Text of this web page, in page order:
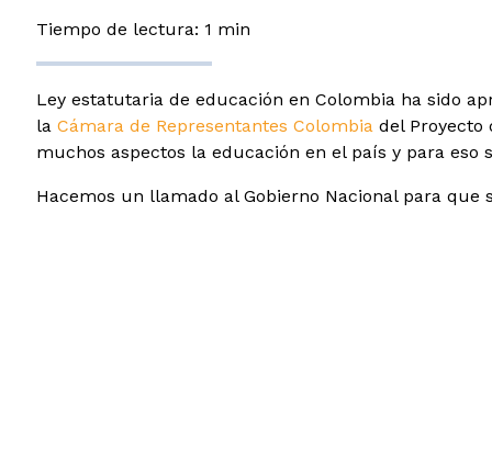
Tiempo de lectura: 1 min
Ley estatutaria de educación en Colombia ha sido
la Cámara de Representantes Colombiadel Proyecto
muchos aspectos la educación en el país y para eso
Hacemos un llamado al Gobierno Nacional para